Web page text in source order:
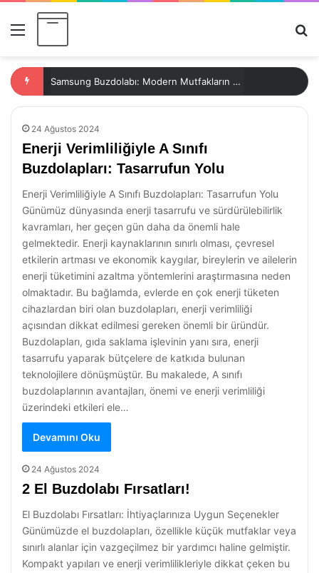
Menü
Samsung Buzdolabı: Modern Mutfakların Vazgeçilmezi
24 Ağustos 2024
Enerji Verimliliğiyle A Sınıfı
Buzdolapları: Tasarrufun Yolu
Enerji Verimliliğiyle A Sınıfı Buzdolapları: Tasarrufun Yolu
Günümüz dünyasında enerji tasarrufu ve sürdürülebilirlik
kavramları, her geçen gün daha da önemli hale
gelmektedir. Enerji kaynaklarının sınırlı olması, çevresel
etkilerin artması ve ekonomik kaygılar, bireylerin ve ailelerin
enerji tüketimini azaltma yöntemlerini araştırmasına neden
olmaktadır. Bu bağlamda, evlerde en çok enerji tüketen
cihazlardan biri olan buzdolapları, enerji verimliliği
açısından dikkat edilmesi gereken önemli bir üründür.
Buzdolapları, gıda saklama işlevinin yanı sıra, enerji
tasarrufu yaparak bütçelere de katkıda bulunan
teknolojilere dönüşmüştür. Bu makalede, A sınıfı
buzdolaplarının avantajları, önemi ve enerji verimliliği
üzerindeki etkileri ele…
Devamını Oku
24 Ağustos 2024
2 El Buzdolabı Fırsatları!
El Buzdolabı Fırsatları: İhtiyaçlarınıza Uygun Seçenekler
Günümüzde el buzdolapları, özellikle küçük mutfaklar veya
sınırlı alanlar için vazgeçilmez bir yardımcı haline gelmiştir.
Kompakt yapıları ve enerji verimlilikleriyle dikkat çeken bu